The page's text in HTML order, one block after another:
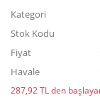
Kategori
Stok Kodu
Fiyat
Havale
287,92 TL den